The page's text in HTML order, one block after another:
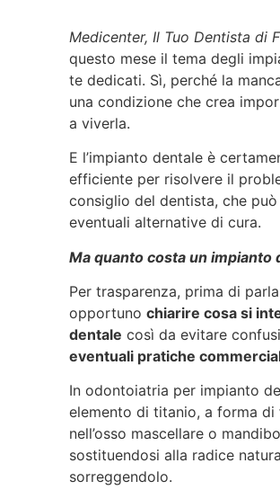
Medicenter, Il Tuo Dentista di
questo mese il tema degli
te dedicati. Sì, perché la
una condizione che crea
a viverla.
E l’impianto dentale è
efficiente per risolvere il
consiglio del dentista, che
eventuali alternative di cura.
Ma quanto costa un impianto
Per trasparenza, prima di
opportunochiarire cosa si
dentale così da evitare
eventuali pratiche
In odontoiatria per impianto
elemento di titanio, a forma di
nell’osso mascellare o
sostituendosi alla radice
sorreggendolo.